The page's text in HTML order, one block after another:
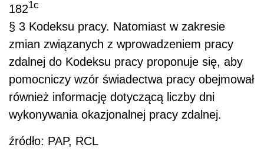
1821c
§ 3 Kodeksu pracy. Natomiast w zakresie
zmian związanych z wprowadzeniem pracy
zdalnej do Kodeksu pracy proponuje się, aby
pomocniczy wzór świadectwa pracy obejmował
również informację dotyczącą liczby dni
wykonywania okazjonalnej pracy zdalnej.
źródło: PAP, RCL